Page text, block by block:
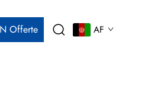
Offerte AF